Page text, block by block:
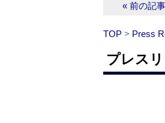
« 前の記事
TOP > Press
プレス